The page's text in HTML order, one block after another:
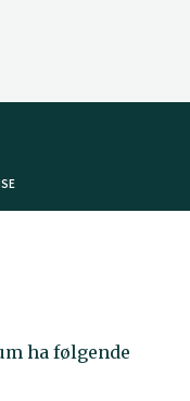
ha følgende